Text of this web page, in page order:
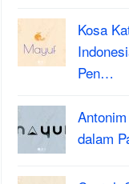
Kosa
Pen…
dalam